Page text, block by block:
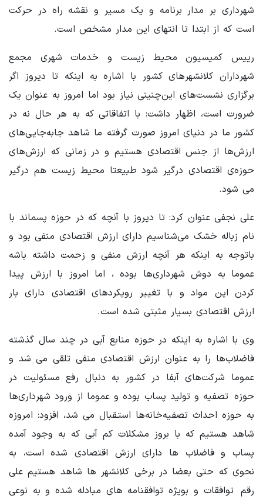
شهرداری بر مدار برنامه و یک مسیر و نقشه راه در حرکت
است که از ابتدا تا انتهای این مدار مشخص است.
رییس کمیسیون محیط زیست و خدمات شهری مجمع
شهرداران کلانشهرهای کشور با اشاره به اینکه تا دیروز اگر
برگزاری نشست‌های این‌چنینی نیاز بود اما امروز به عنوان یک
ضرورت است، اظهار داشت: با اتفاقاتی که به هر حال نه در
کشور ما در دنیای امروز صورت گرفته ما شاهد جابه‌جایی‌های
ارزش‌ها از جنس اقتصادی هستیم و در زمانی که ارزش‌های
حوزه‌ی اقتصادی درگیر شود طبیعتا محیط زیست هم درگیر
می‌ شود.
علی نجفی عنوان کرد: تا دیروز با آنچه که در حوزه پسماند با
نام زباله خشک می‌شناسیم دارای ارزش اقتصادی منفی بود و
باتوجه به اینکه هر آنچه ارزش منفی و زحمت داشته باشه
عموما به دوش شهرداری‌ها بوده ، اما امروز با ارزش پیدا
کردن این مواد و با تغییر رویکردهای اقتصادی دارای بار
ارزش اقتصادی بسیار مثبتی شده است.
وی با اشاره به اینکه در حوزه‌ منابع آبی در چند سال گذشته
فاضلاب‌ها را به عنوان ارزش اقتصادی منفی تلقی می شد و
عموما شرکت‌های آبفا در کشور به دنبال رفع مسئولیت در
حوزه‌ تصفیه و تولید پساب بوده و عموما از ورود شهرداری‌ها
به حوزه احداث تصفیه‌خانه‌ها استقبال می‌ شد، افزود: امروزه
شاهد هستیم که با بروز مشکلات کم آبی که به وجود آمده
پساب و فاضلاب ها دارای ارزش اقتصادی شده است، به
نحوی که حتی بعضا در برخی کلانشهر ها شاهد هستیم علی
رقم توافقات و بویژه توافقنامه‌ های مبادله شده و به نوعی